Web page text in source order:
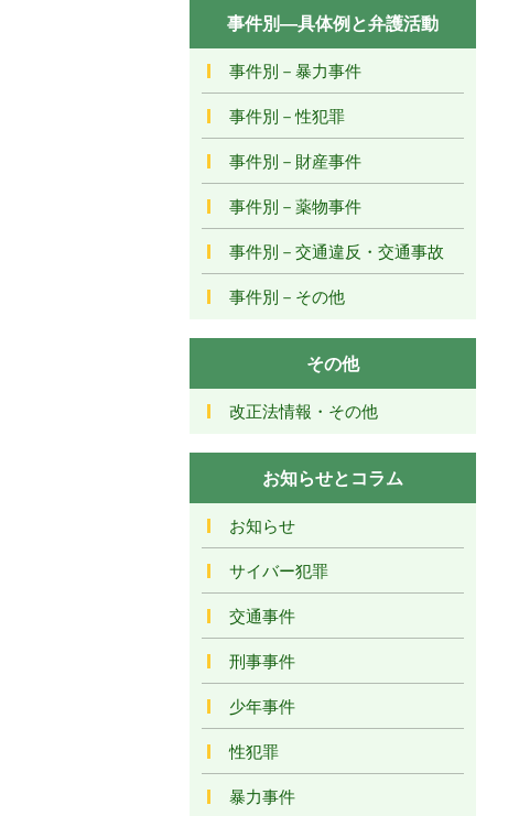
事件別―具体例と弁護活動
事件別－暴力事件
事件別－性犯罪
事件別－財産事件
事件別－薬物事件
事件別－交通違反・交通事故
事件別－その他
その他
改正法情報・その他
お知らせとコラム
お知らせ
サイバー犯罪
交通事件
刑事事件
少年事件
性犯罪
暴力事件